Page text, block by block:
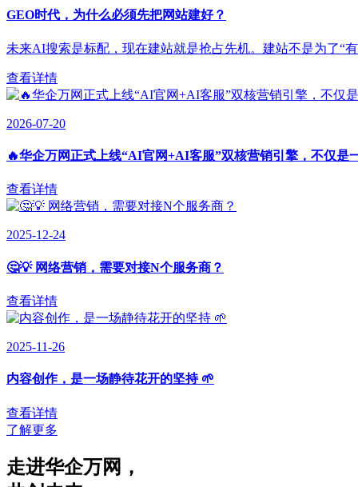
GEO时代，为什么必须先把网站建好？
未来AI搜索是标配，现在建站就是抢占先机。建站不是为了“
查看详情
2026-07-20
🔥华企万网正式上线“AI官网+AI客服”双核营销引擎，不仅是
查看详情
2025-12-24
🤔💡 网络营销，需要对接N个服务商？
查看详情
2025-11-26
内容创作，是一场静待花开的坚持 🌱
查看详情
了解更多
走进华企万网 ，